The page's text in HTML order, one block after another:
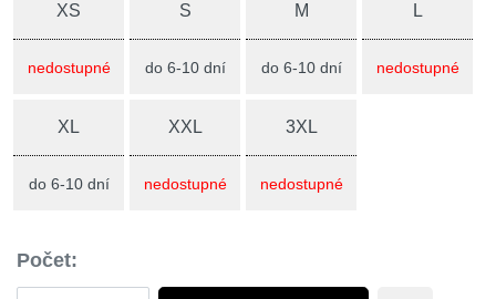
XS
nedostupné
S
do 6-10 dní
M
do 6-10 dní
L
nedostupné
XL
do 6-10 dní
XXL
nedostupné
3XL
nedostupné
Počet: